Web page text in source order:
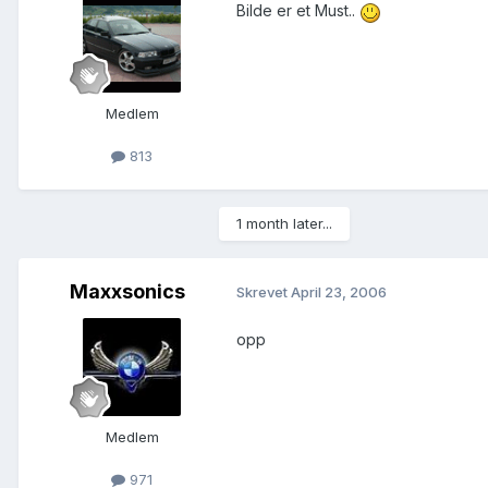
Medlem
813
Bilde er et Must..
1 month later...
Maxxsonics
Medlem
971
SkrevetApril 23, 2006
opp